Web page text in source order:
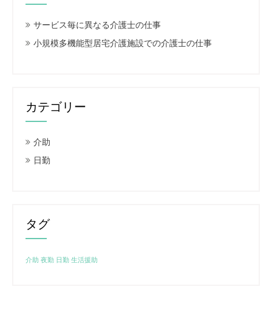
サービス毎に異なる介護士の仕事
小規模多機能型居宅介護施設での介護士の仕事
カテゴリー
介助
日勤
タグ
介助 夜勤 日勤 生活援助